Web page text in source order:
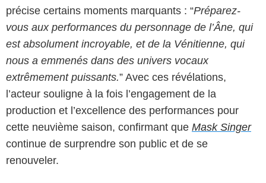
précise certains moments marquants : “Préparez-
vous aux performances du personnage de l’Âne, qui
est absolument incroyable, et de la Vénitienne, qui
nous a emmenés dans des univers vocaux
extrêmement puissants.” Avec ces révélations,
l’acteur souligne à la fois l’engagement de la
production et l’excellence des performances pour
cette neuvième saison, confirmant que Mask Singer
continue de surprendre son public et de se
renouveler.